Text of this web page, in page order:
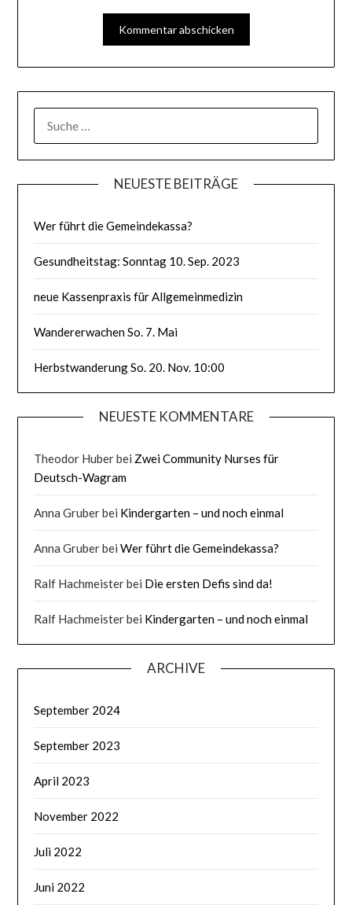
NACH:
NEUESTE BEITRÄGE
Wer führt die Gemeindekassa?
Gesundheitstag: Sonntag 10. Sep. 2023
neue Kassenpraxis für Allgemeinmedizin
Wandererwachen So. 7. Mai
Herbstwanderung So. 20. Nov. 10:00
NEUESTE KOMMENTARE
Theodor Huberbei Zwei Community Nurses für
Deutsch-Wagram
Anna Gruberbei Kindergarten – und noch einmal
Anna GruberbeiWer führt die Gemeindekassa?
Ralf Hachmeisterbei Die ersten Defis sind da!
Ralf Hachmeisterbei Kindergarten – und noch einmal
ARCHIVE
September 2024
September 2023
April 2023
November 2022
Juli 2022
Juni 2022